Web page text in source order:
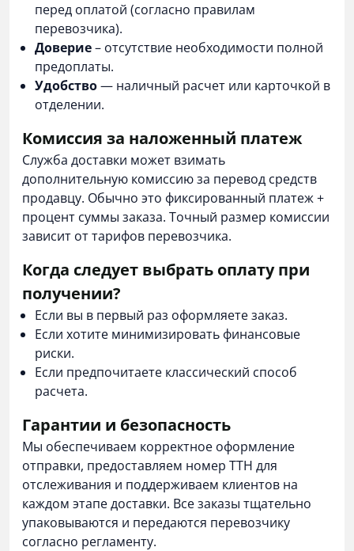
перед оплатой (согласно правилам
перевозчика).
Доверие– отсутствие необходимости полной
предоплаты.
Удобство— наличный расчет или карточкой в
отделении.
Комиссия за наложенный платеж
Служба доставки может взимать
дополнительную комиссию за перевод средств
продавцу. Обычно это фиксированный платеж +
процент суммы заказа. Точный размер комиссии
зависит от тарифов перевозчика.
Когда следует выбрать оплату при
получении?
Если вы в первый раз оформляете заказ.
Если хотите минимизировать финансовые
риски.
Если предпочитаете классический способ
расчета.
Гарантии и безопасность
Мы обеспечиваем корректное оформление
отправки, предоставляем номер ТТН для
отслеживания и поддерживаем клиентов на
каждом этапе доставки. Все заказы тщательно
упаковываются и передаются перевозчику
согласно регламенту.